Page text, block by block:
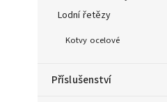
Lodní řetězy
Kotvy ocelové
Příslušenství